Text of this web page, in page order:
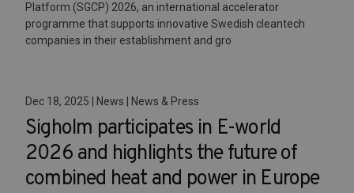
Platform (SGCP) 2026, an international accelerator
programme that supports innovative Swedish cleantech
companies in their establishment and gro
Dec 18, 2025 | News | News & Press
Sigholm participates in E-world
2026 and highlights the future of
combined heat and power in Europe